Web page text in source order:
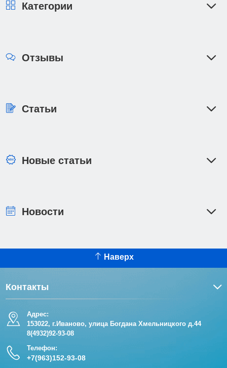
Категории
Отзывы
Статьи
Новые статьи
Новости
Наверх
Контакты
Адрес:
153022, г.Иваново, улица Богдана Хмельницкого д.44
8(4932)92-93-08
Телефон:
+7(963)152-93-08